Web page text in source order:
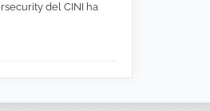
del CINI ha